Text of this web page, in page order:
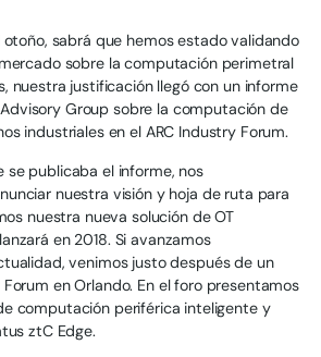
otoño, sabrá que hemos estado validando
sobre la computación perimetral
nuestra justificación llegó con un informe
Group sobre la computación de
industriales en el ARC Industry Forum.
se publicaba el informe, nos
nuestra visión y hoja de ruta para
nuestra nueva solución de OT
en 2018. Si avanzamos
venimos justo después de un
en Orlando. En el foro presentamos
computación periférica inteligente y
ztC Edge.